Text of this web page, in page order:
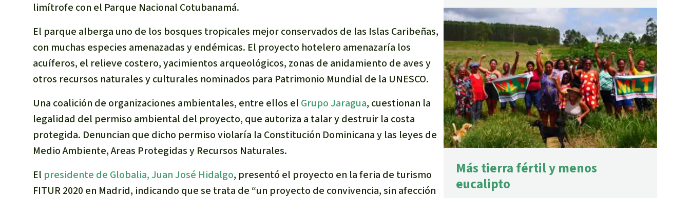
limítrofe con el Parque Nacional Cotubanamá.
El parque alberga uno de los bosques tropicales mejor conservados de las Islas Caribeñas,
con muchas especies amenazadas y endémicas. El proyecto hotelero amenazaría los
acuíferos, el relieve costero, yacimientos arqueológicos, zonas de anidamiento de aves y
otros recursos naturales y culturales nominados para Patrimonio Mundial de la UNESCO.
Una coalición de organizaciones ambientales, entre ellos el Grupo Jaragua, cuestionan la
legalidad del permiso ambiental del proyecto, que autoriza a talar y destruir la costa
protegida. Denuncian que dicho permiso violaría la Constitución Dominicana y las leyes de
Medio Ambiente, Areas Protegidas y Recursos Naturales.
El presidente de Globalia, Juan José Hidalgo, presentó el proyecto en la feria de turismo
FITUR 2020 en Madrid, indicando que se trata de “un proyecto de convivencia, sin afección
Más tierra fértil y menos
eucalipto